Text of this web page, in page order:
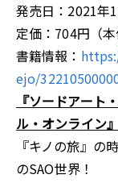
発売日：2021年
定価：704円（本
書籍情報：
ejo/
『ソードアート
ル・オンライン』
『キノの旅』の
のSAO世界！